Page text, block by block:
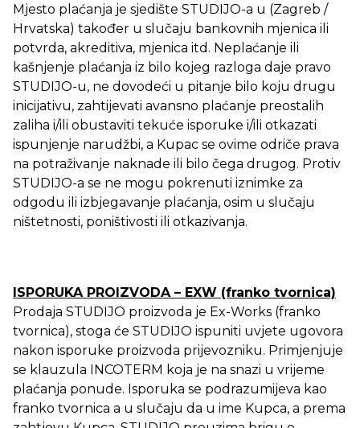
Mjesto plaćanja je sjedište STUDIJO-a u (Zagreb /
Hrvatska) također u slučaju bankovnih mjenica ili
potvrda, akreditiva, mjenica itd. Neplaćanje ili
kašnjenje plaćanja iz bilo kojeg razloga daje pravo
STUDIJO-u, ne dovodeći u pitanje bilo koju drugu
inicijativu, zahtijevati avansno plaćanje preostalih
zaliha i/ili obustaviti tekuće isporuke i/ili otkazati
ispunjenje narudžbi, a Kupac se ovime odriče prava
na potraživanje naknade ili bilo čega drugog. Protiv
STUDIJO-a se ne mogu pokrenuti iznimke za
odgodu ili izbjegavanje plaćanja, osim u slučaju
ništetnosti, poništivosti ili otkazivanja.
ISPORUKA PROIZVODA – EXW (franko tvornica)
Prodaja STUDIJO proizvoda je Ex-Works (franko
tvornica), stoga će STUDIJO ispuniti uvjete ugovora
nakon isporuke proizvoda prijevozniku. Primjenjuje
se klauzula INCOTERM koja je na snazi ​​u vrijeme
plaćanja ponude. Isporuka se podrazumijeva kao
franko tvornica a u slučaju da u ime Kupca, a prema